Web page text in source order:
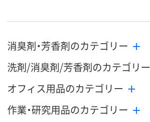
消臭剤・芳香剤のカテゴリー
洗剤/消臭剤/芳香剤のカテゴリー
オフィス用品のカテゴリー
作業・研究用品のカテゴリー